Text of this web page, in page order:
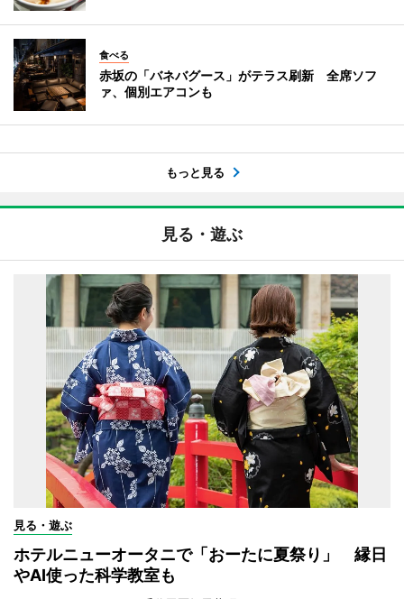
食べる
赤坂の「バネバグース」がテラス刷新 全席ソフ
ァ、個別エアコンも
もっと見る
見る・遊ぶ
見る・遊ぶ
ホテルニューオータニで「おーたに夏祭り」 縁日
やAI使った科学教室も